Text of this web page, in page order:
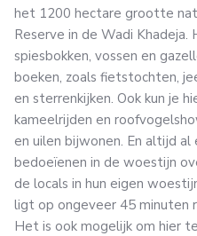
het 1200 hectare grootte
Reserve in de Wadi
spiesbokken, vossen en
boeken, zoals fietstochten,
en sterrenkijken. Ook kun je
kameelrijden en
en uilen bijwonen. En altijd al
bedoeïenen in de woestijn
de locals in hun eigen
ligt op ongeveer 45 minuten
Het is ook mogelijk om hier